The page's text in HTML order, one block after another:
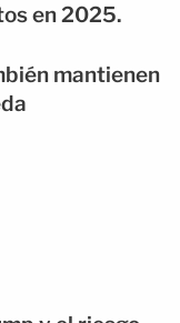
en 2025.
mantienen